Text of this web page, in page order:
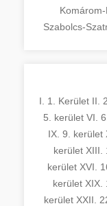
Szabolcs-
I. 1. Kerület II.
5. kerület VI.
IX. 9. kerület
kerület XIII.
kerület XVI.
kerület XIX.
kerület XXII.